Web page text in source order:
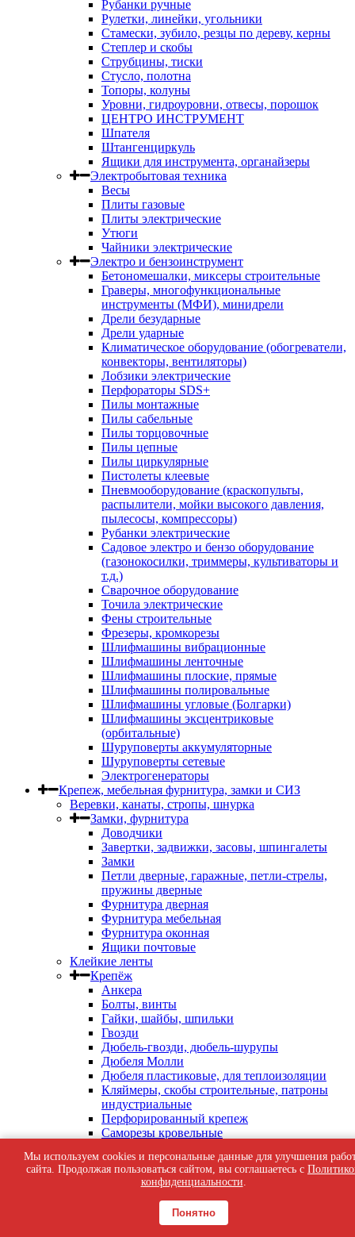
Рубанки ручные
Рулетки, линейки, угольники
Стамески, зубило, резцы по дереву, керны
Степлер и скобы
Струбцины, тиски
Стусло, полотна
Топоры, колуны
Уровни, гидроуровни, отвесы, порошок
ЦЕНТРО ИНСТРУМЕНТ
Шпателя
Штангенциркуль
Ящики для инструмента, органайзеры
Электробытовая техника
Весы
Плиты газовые
Плиты электрические
Утюги
Чайники электрические
Электро и бензоинструмент
Бетономешалки, миксеры строительные
Граверы, многофункциональные
инструменты (МФИ), минидрели
Дрели безударные
Дрели ударные
Климатическое оборудование (обогреватели,
конвекторы, вентиляторы)
Лобзики электрические
Перфораторы SDS+
Пилы монтажные
Пилы сабельные
Пилы торцовочные
Пилы цепные
Пилы циркулярные
Пистолеты клеевые
Пневмооборудование (краскопульты,
распылители, мойки высокого давления,
пылесосы, компрессоры)
Рубанки электрические
Садовое электро и бензо оборудование
(газонокосилки, триммеры, культиваторы и
т.д.)
Сварочное оборудование
Точила электрические
Фены строительные
Фрезеры, кромкорезы
Шлифмашины вибрационные
Шлифмашины ленточные
Шлифмашины плоские, прямые
Шлифмашины полировальные
Шлифмашины угловые (Болгарки)
Шлифмашины эксцентриковые
(орбитальные)
Шуруповерты аккумуляторные
Шуруповерты сетевые
Электрогенераторы
Крепеж, мебельная фурнитура, замки и СИЗ
Веревки, канаты, стропы, шнурка
Замки, фурнитура
Доводчики
Завертки, задвижки, засовы, шпингалеты
Замки
Петли дверные, гаражные, петли-стрелы,
пружины дверные
Фурнитура дверная
Фурнитура мебельная
Фурнитура оконная
Ящики почтовые
Клейкие ленты
Крепёж
Анкера
Болты, винты
Гайки, шайбы, шпильки
Гвозди
Дюбель-гвозди, дюбель-шурупы
Дюбеля Молли
Дюбеля пластиковые, для теплоизоляции
Кляймеры, скобы строительные, патроны
индустриальные
Перфорированный крепеж
Саморезы кровельные
Саморезы с пресс-шайбой
Саморезы черные
Такелаж
Тросы, цепи
Шурупы жёлтые универсальные
Мы используем cookies и персональные данные для улучшения
сайта. Продолжая пользоваться сайтом, вы соглашаетесь с
конфиденциальности.
Понятно